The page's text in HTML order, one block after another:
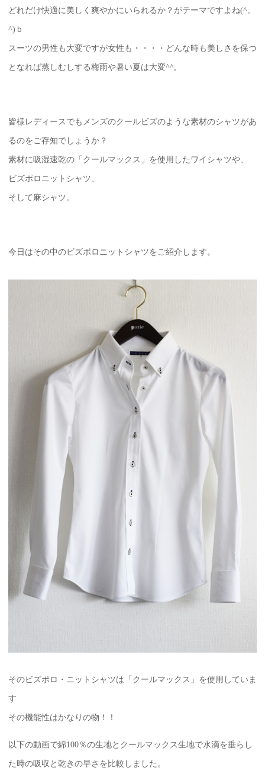
どれだけ快適に美しく爽やかにいられるか？がテーマですよね(^。
^)ｂ
スーツの男性も大変ですが女性も・・・・どんな時も美しさを保つ
となれば蒸しむしする梅雨や暑い夏は大変^^;
皆様レディースでもメンズのクールビズのような素材のシャツがあ
るのをご存知でしょうか？
素材に吸湿速乾の「クールマックス」を使用したワイシャツや、
ビズポロニットシャツ、
そして麻シャツ。
今日はその中のビズポロニットシャツをご紹介します。
そのビズポロ・ニットシャツは「クールマックス」を使用していま
す
その機能性はかなりの物！！
以下の動画で綿100％の生地とクールマックス生地で水滴を垂らし
た時の吸収と乾きの早さを比較しました。